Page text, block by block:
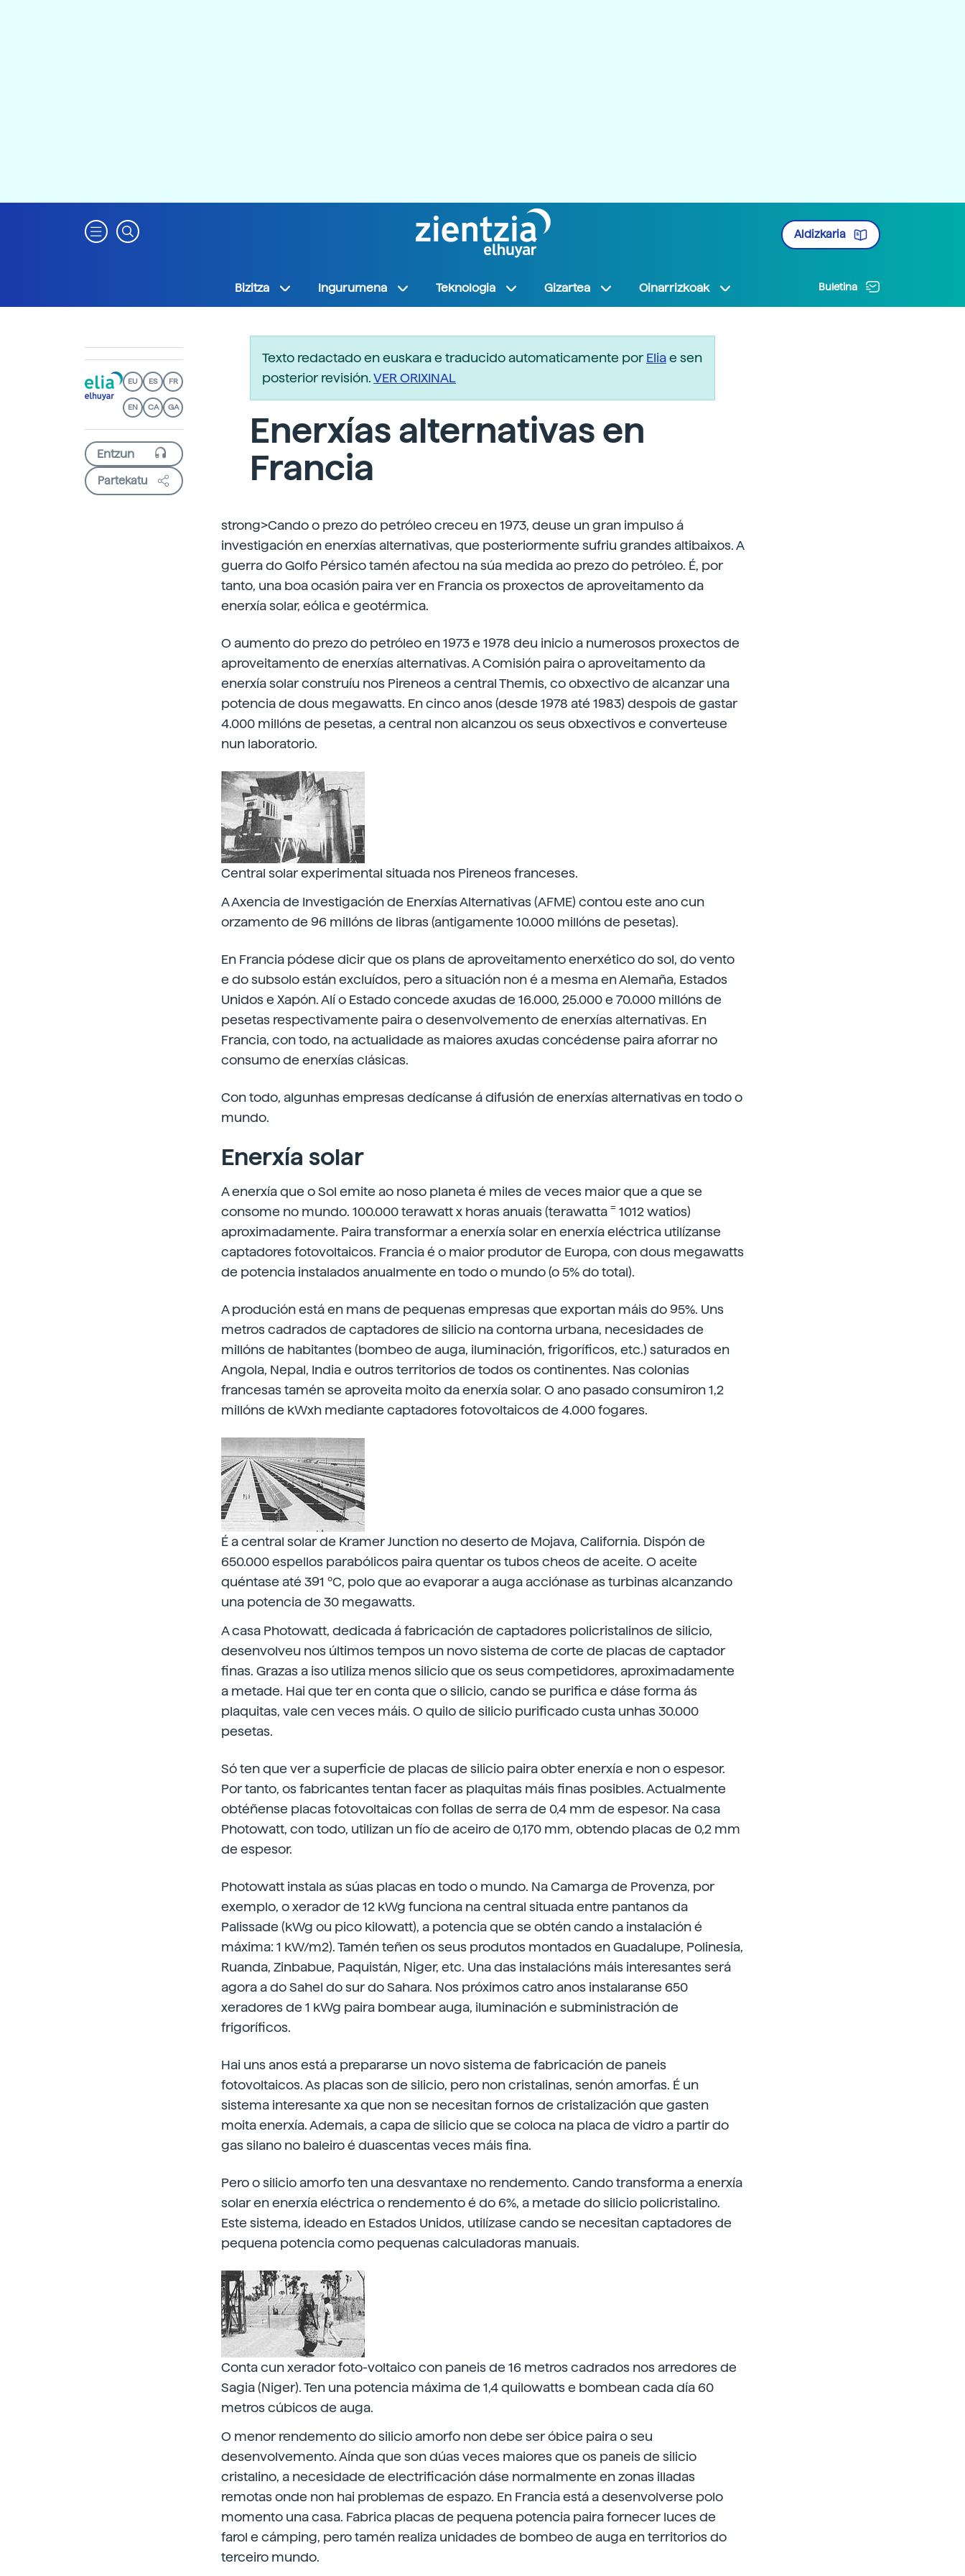
Aldizkaria
Bizitza Ingurumena Teknologia Gizartea Oinarrizkoak Buletina
EU ES FR
EN CA GA
Partekatu
Texto redactado en euskara e traducido automaticamente porEliae sen
posterior revisión.VER ORIXINAL
Enerxías alternativas en
Francia
strong>Cando o prezo do petróleo creceu en 1973, deuse un gran impulso á
investigación en enerxías alternativas, que posteriormente sufriu grandes altibaixos. A
guerra do Golfo Pérsico tamén afectou na súa medida ao prezo do petróleo. É, por
tanto, una boa ocasión paira ver en Francia os proxectos de aproveitamento da
enerxía solar, eólica e geotérmica.
O aumento do prezo do petróleo en 1973 e 1978 deu inicio a numerosos proxectos de
aproveitamento de enerxías alternativas. A Comisión paira o aproveitamento da
enerxía solar construíu nos Pireneos a central Themis, co obxectivo de alcanzar una
potencia de dous megawatts. En cinco anos (desde 1978 até 1983) despois de gastar
4.000 millóns de pesetas, a central non alcanzou os seus obxectivos e converteuse
nun laboratorio.
Central solar experimental situada nos Pireneos franceses.
A Axencia de Investigación de Enerxías Alternativas (AFME) contou este ano cun
orzamento de 96 millóns de libras (antigamente 10.000 millóns de pesetas).
En Francia pódese dicir que os plans de aproveitamento enerxético do sol, do vento
e do subsolo están excluídos, pero a situación non é a mesma en Alemaña, Estados
Unidos e Xapón. Alí o Estado concede axudas de 16.000, 25.000 e 70.000 millóns de
pesetas respectivamente paira o desenvolvemento de enerxías alternativas. En
Francia, con todo, na actualidade as maiores axudas concédense paira aforrar no
consumo de enerxías clásicas.
Con todo, algunhas empresas dedícanse á difusión de enerxías alternativas en todo o
mundo.
Enerxía solar
A enerxía que o Sol emite ao noso planeta é miles de veces maior que a que se
consome no mundo. 100.000 terawatt x horas anuais (terawatta = 1012 watios)
aproximadamente. Paira transformar a enerxía solar en enerxía eléctrica utilízanse
captadores fotovoltaicos. Francia é o maior produtor de Europa, con dous megawatts
de potencia instalados anualmente en todo o mundo (o 5% do total).
A produción está en mans de pequenas empresas que exportan máis do 95%. Uns
metros cadrados de captadores de silicio na contorna urbana, necesidades de
millóns de habitantes (bombeo de auga, iluminación, frigoríficos, etc.) saturados en
Angola, Nepal, India e outros territorios de todos os continentes. Nas colonias
francesas tamén se aproveita moito da enerxía solar. O ano pasado consumiron 1,2
millóns de kWxh mediante captadores fotovoltaicos de 4.000 fogares.
É a central solar de Kramer Junction no deserto de Mojava, California. Dispón de
650.000 espellos parabólicos paira quentar os tubos cheos de aceite. O aceite
quéntase até 391 ºC, polo que ao evaporar a auga acciónase as turbinas alcanzando
una potencia de 30 megawatts.
A casa Photowatt, dedicada á fabricación de captadores policristalinos de silicio,
desenvolveu nos últimos tempos un novo sistema de corte de placas de captador
finas. Grazas a iso utiliza menos silicio que os seus competidores, aproximadamente
a metade. Hai que ter en conta que o silicio, cando se purifica e dáse forma ás
plaquitas, vale cen veces máis. O quilo de silicio purificado custa unhas 30.000
pesetas.
Só ten que ver a superficie de placas de silicio paira obter enerxía e non o espesor.
Por tanto, os fabricantes tentan facer as plaquitas máis finas posibles. Actualmente
obtéñense placas fotovoltaicas con follas de serra de 0,4 mm de espesor. Na casa
Photowatt, con todo, utilizan un fío de aceiro de 0,170 mm, obtendo placas de 0,2 mm
de espesor.
Photowatt instala as súas placas en todo o mundo. Na Camarga de Provenza, por
exemplo, o xerador de 12 kWg funciona na central situada entre pantanos da
Palissade (kWg ou pico kilowatt), a potencia que se obtén cando a instalación é
máxima: 1 kW/m2).Tamén teñen os seus produtos montados en Guadalupe, Polinesia,
Ruanda, Zinbabue, Paquistán, Niger, etc. Una das instalacións máis interesantes será
agora a do Sahel do sur do Sahara. Nos próximos catro anos instalaranse 650
xeradores de 1 kWg paira bombear auga, iluminación e subministración de
frigoríficos.
Hai uns anos está a prepararse un novo sistema de fabricación de paneis
fotovoltaicos. As placas son de silicio, pero non cristalinas, senón amorfas. É un
sistema interesante xa que non se necesitan fornos de cristalización que gasten
moita enerxía. Ademais, a capa de silicio que se coloca na placa de vidro a partir do
gas silano no baleiro é duascentas veces máis fina.
Pero o silicio amorfo ten una desvantaxe no rendemento. Cando transforma a enerxía
solar en enerxía eléctrica o rendemento é do 6%, a metade do silicio policristalino.
Este sistema, ideado en Estados Unidos, utilízase cando se necesitan captadores de
pequena potencia como pequenas calculadoras manuais.
Conta cun xerador foto-voltaico con paneis de 16 metros cadrados nos arredores de
Sagia (Niger). Ten una potencia máxima de 1,4 quilowatts e bombean cada día 60
metros cúbicos de auga.
O menor rendemento do silicio amorfo non debe ser óbice paira o seu
desenvolvemento. Aínda que son dúas veces maiores que os paneis de silicio
cristalino, a necesidade de electrificación dáse normalmente en zonas illadas
remotas onde non hai problemas de espazo. En Francia está a desenvolverse polo
momento una casa. Fabrica placas de pequena potencia paira fornecer luces de
farol e cámping, pero tamén realiza unidades de bombeo de auga en territorios do
terceiro mundo.